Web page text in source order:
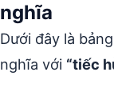
nghĩa
Dưới đây là
nghĩa với “tiếc